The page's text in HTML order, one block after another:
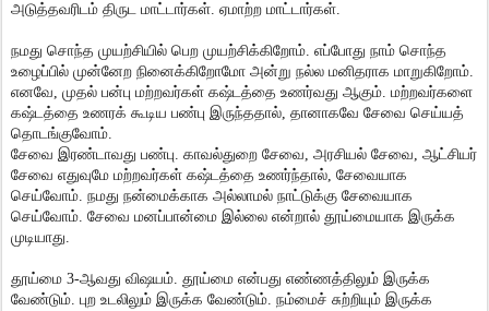
அடுத்தவரிடம் திருட மாட்டார்கள். ஏமாற்ற மாட்டார்கள்.
நமது சொந்த முயற்சியில் பெற முயற்சிக்கிறோம். எப்போது நாம் சொந்த
உழைப்பில் முன்னேற நினைக்கிறோமோ அன்று நல்ல மனிதராக மாறுகிறோம்.
எனவே, முதல் பன்பு மற்றவர்கள் கஷ்டத்தை உணர்வது ஆகும். மற்றவர்களை
கஷ்டத்தை உணரக் கூடிய பண்பு இருந்ததால், தானாகவே சேவை செய்யத்
தொடங்குவோம்.
சேவை இரண்டாவது பண்பு. காவல்துறை சேவை, அரசியல் சேவை, ஆட்சியர்
சேவை எதுவுமே மற்றவர்கள் கஷ்டத்தை உணர்ந்தால், சேவையாக
செய்வோம். நமது நன்மைக்காக அல்லாமல் நாட்டுக்கு சேவையாக
செய்வோம். சேவை மனப்பான்மை இல்லை என்றால் தூய்மையாக இருக்க
முடியாது.
தூய்மை 3-ஆவது விஷயம். தூய்மை என்பது எண்ணத்திலும் இருக்க
வேண்டும். புற உடலிலும் இருக்க வேண்டும். நம்மைச் சுற்றியும் இருக்க